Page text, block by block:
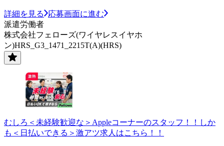
詳細を見る
応募画面に進む
派遣労働者
株式会社フェローズ(ワイヤレスイヤホ
ン)HRS_G3_1471_2215T(A)(HRS)
むしろ＜未経験歓迎な＞Appleコーナーのスタッフ！！しか
も＜日払いできる＞激アツ求人はこちら！！